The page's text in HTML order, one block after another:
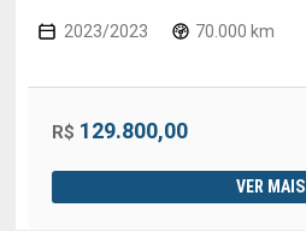
2023/2023 70.000 km
R$ 129.800,00
VER MAIS